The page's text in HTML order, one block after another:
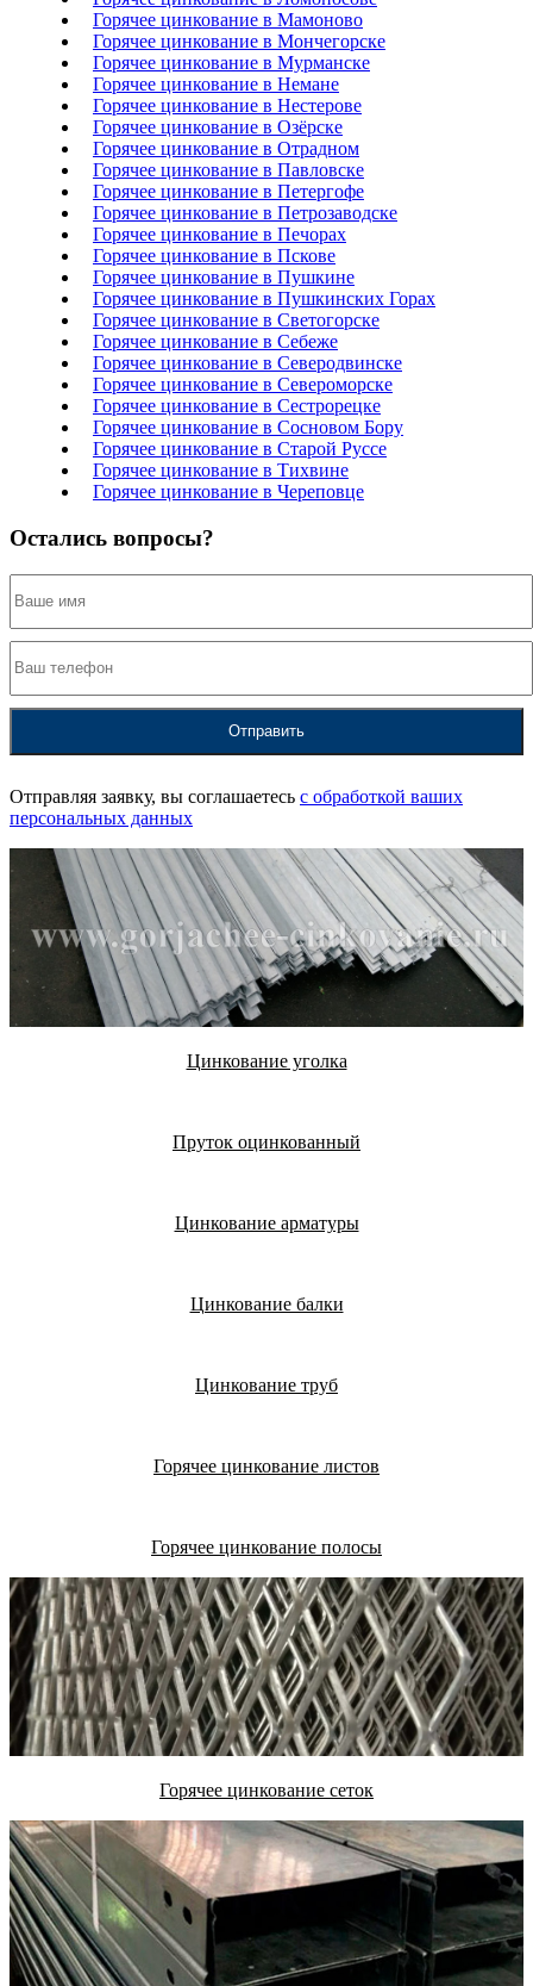
Цинкование уголка
Пруток оцинкованный
Цинкование арматуры
Цинкование балки
Цинкование труб
Горячее цинкование листов
Горячее цинкование полосы
Горячее цинкование сеток
Горячее цинкование в Мамоново
Горячее цинкование в Мончегорске
Горячее цинкование в Мурманске
Горячее цинкование в Немане
Горячее цинкование в Нестерове
Горячее цинкование в Озёрске
Горячее цинкование в Отрадном
Горячее цинкование в Павловске
Горячее цинкование в Петергофе
Горячее цинкование в Петрозаводске
Горячее цинкование в Печорах
Горячее цинкование в Пскове
Горячее цинкование в Пушкине
Горячее цинкование в Пушкинских Горах
Горячее цинкование в Светогорске
Горячее цинкование в Себеже
Горячее цинкование в Северодвинске
Горячее цинкование в Североморске
Горячее цинкование в Сестрорецке
Горячее цинкование в Сосновом Бору
Горячее цинкование в Старой Руссе
Горячее цинкование в Тихвине
Горячее цинкование в Череповце
Остались вопросы?
Отправляя заявку, вы соглашаетесь с обработкой ваших
персональных данных